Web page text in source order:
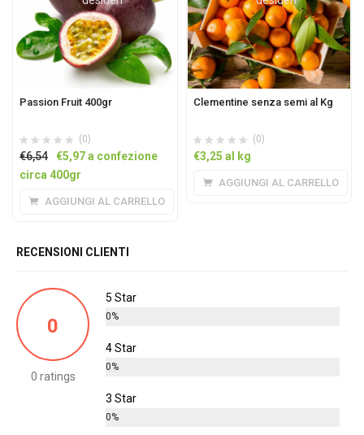
Passion Fruit 400gr
(0)
€6,54
Il
prezzo
€5,97Ila confezione
circa 400gr
AGGIUNGI AL CARRELLO
Clementine senza semi al Kg
(0)
€3,25 al kg
AGGIUNGI AL CARRELLO
RECENSIONI CLIENTI
0
0 ratings
5 Star
0%
4 Star
0%
3 Star
0%